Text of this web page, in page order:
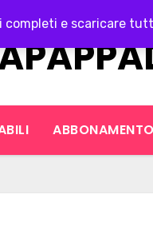
completi e scaricare
ABBONAMENTO